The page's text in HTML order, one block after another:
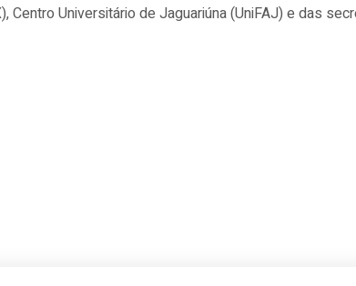
Universitário de Jaguariúna (UniFAJ) e das